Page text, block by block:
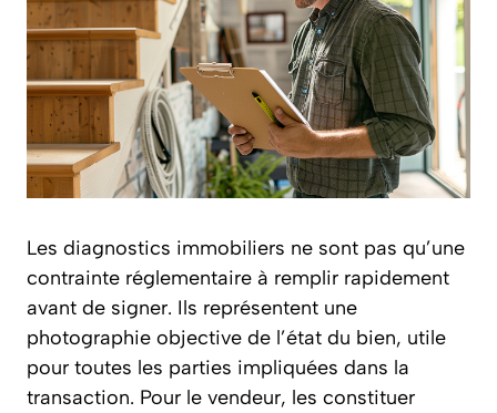
Les diagnostics immobiliers ne sont pas qu’une
contrainte réglementaire à remplir rapidement
avant de signer. Ils représentent une
photographie objective de l’état du bien, utile
pour toutes les parties impliquées dans la
transaction. Pour le vendeur, les constituer